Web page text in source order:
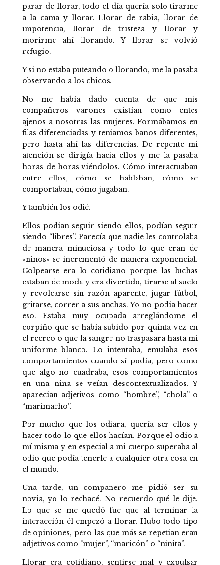
parar de llorar, todo el día quería solo tirarme
a la cama y llorar. Llorar de rabia, llorar de
impotencia, llorar de tristeza y llorar y
morirme ahí llorando. Y llorar se volvió
refugio.
Y si no estaba puteando o llorando, me la pasaba
observando a los chicos.
No me había dado cuenta de que mis
compañeros varones existían como entes
ajenos a nosotras las mujeres. Formábamos en
filas diferenciadas y teníamos baños diferentes,
pero hasta ahí las diferencias. De repente mi
atención se dirigía hacia ellos y me la pasaba
horas de horas viéndolos. Cómo interactuaban
entre ellos, cómo se hablaban, cómo se
comportaban, cómo jugaban.
Y también los odié.
Ellos podían seguir siendo ellos, podían seguir
siendo “libres”. Parecía que nadie les controlaba
de manera minuciosa y todo lo que eran de
«niños» se incrementó de manera exponencial.
Golpearse era lo cotidiano porque las luchas
estaban de moda y era divertido, tirarse al suelo
y revolcarse sin razón aparente, jugar fútbol,
gritarse, correr a sus anchas. Yo no podía hacer
eso. Estaba muy ocupada arreglándome el
corpiño que se había subido por quinta vez en
el recreo o que la sangre no traspasara hasta mi
uniforme blanco. Lo intentaba, emulaba esos
comportamientos cuando sí podía, pero como
que algo no cuadraba, esos comportamientos
en una niña se veían descontextualizados. Y
aparecían adjetivos como “hombre”, “chola” o
“marimacho”.
Por mucho que los odiara, quería ser ellos y
hacer todo lo que ellos hacían. Porque el odio a
mí misma y en especial a mi cuerpo superaba al
odio que podía tenerle a cualquier otra cosa en
el mundo.
Una tarde, un compañero me pidió ser su
novia, yo lo rechacé. No recuerdo qué le dije.
Lo que se me quedó fue que al terminar la
interacción él empezó a llorar. Hubo todo tipo
de opiniones, pero las que más se repetían eran
adjetivos como “mujer”, “maricón” o “niñita”.
Llorar era cotidiano, sentirse mal y expulsar